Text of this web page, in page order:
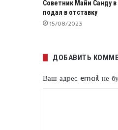
Советник Майи Санду
подал в отставку
15/08/2023
ДОБАВИТЬ
Ваш адрес email не